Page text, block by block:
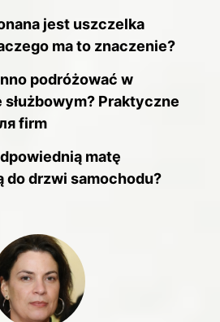
jest uszczelka
ma to znaczenie?
podróżować w
Praktyczne
firm
matę
do drzwi samochodu?